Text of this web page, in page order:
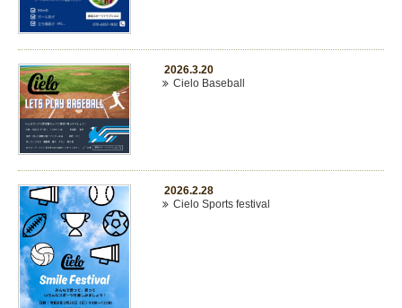
2026.3.20
Cielo Baseball
2026.2.28
Cielo Sports festival